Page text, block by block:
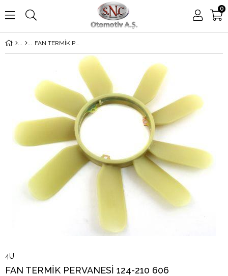
0
FAN TERMİK PERVANESİ 124-210 606
4U
FAN TERMİK PERVANESİ 124-210 606